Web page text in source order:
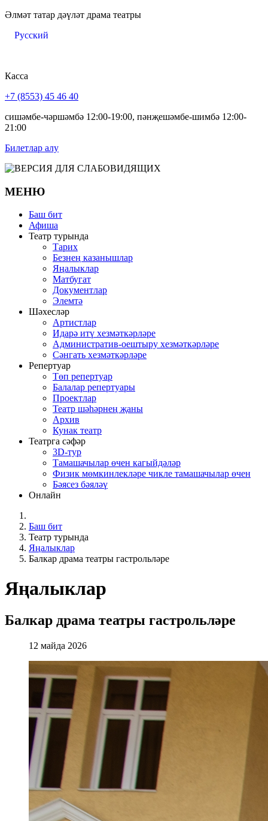
Әлмәт татар дәүләт драма театры
Русский
Касса
+7 (8553) 45 46 40
сишәмбе-чәршәмбә 12:00-19:00, пәнҗешәмбе-шимбә 12:00-
21:00
Билетлар алу
МЕНЮ
Баш бит
Афиша
Театр турында
Тарих
Безнең казанышлар
Яңалыклар
Матбугат
Документлар
Элемтә
Шәхесләр
Артистлар
Идарә итү хезмәткәрләре
Административ-оештыру хезмәткәрләре
Сәнгать хезмәткәрләре
Репертуар
Төп репертуар
Балалар репертуары
Проектлар
Театр шәһәрнең җаны
Архив
Кунак театр
Театрга сәфәр
3D-тур
Тамашачылар өчен кагыйдәләр
Физик мөмкинлекләре чикле тамашачылар өчен
Бәясез бәяләү
Онлайн
Баш бит
Театр турында
Яңалыклар
Балкар драма театры гастрольләре
Яңалыклар
Балкар драма театры гастрольләре
12 майда 2026